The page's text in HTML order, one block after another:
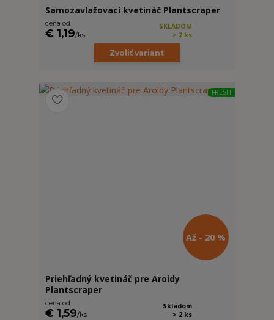
Samozavlažovací kvetináč Plantscraper
cena od
€ 1,19/ks
SKLADOM
> 2 ks
Zvoliť variant
FRESH
Až - 20 %
Priehľadný kvetináč pre Aroidy
Plantscraper
cena od
€ 1,59/ks
Skladom
> 2 ks